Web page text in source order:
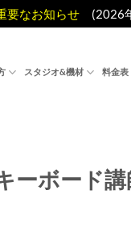
要なお知らせ (2026
スタジオ&機材 料金表
ーボード